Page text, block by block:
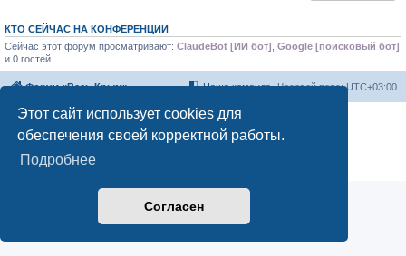
Этот сайт использует cookies для
обеспечения своей корректной работы.
Подробнее
Согласен
КТО СЕЙЧАС НА КОНФЕРЕНЦИИ
Сейчас этот форум просматривают: ClaudeBot [ИИ бот] Google [поисковый бот]
и 0 гостей
Форум «Весь Крым» Часовой пояс:UTC+03:00
Наша команда
Создано на основе phpBB® Forum Software © phpBB Limited
Конфиденциальность |Правила